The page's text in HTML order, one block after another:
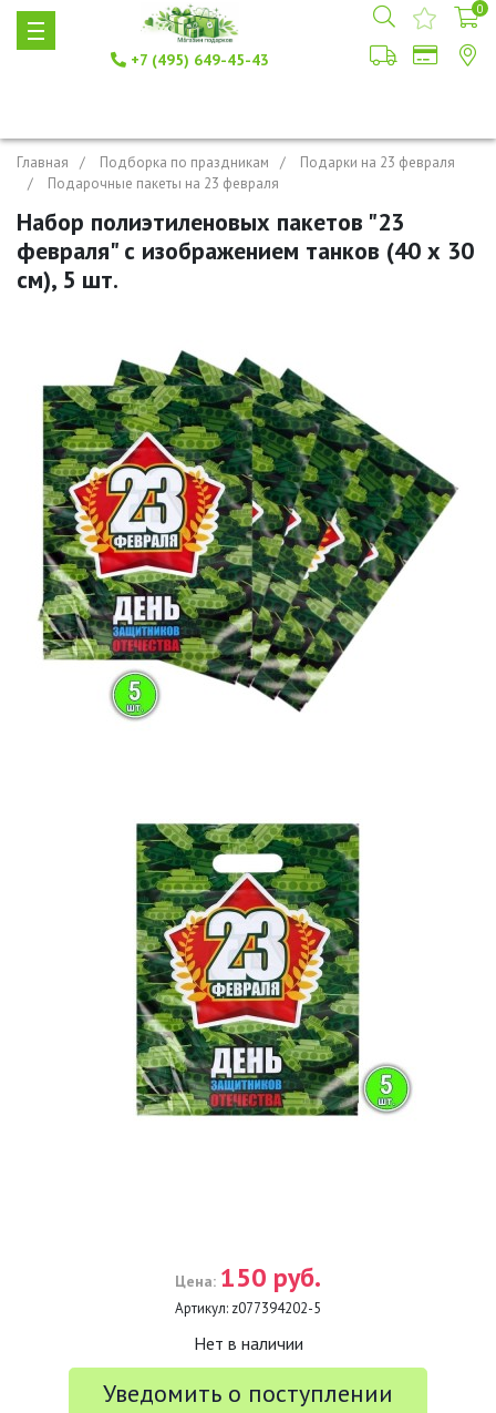
+7 (495) 649-45-43
0
Главная Подборка по праздникам
Подарки на 23 февраля
Подарочные пакеты на 23 февраля
Набор полиэтиленовых пакетов "23
февраля" с изображением танков (40 х 30
см), 5 шт.
Цена: 150 руб.
Артикул: z077394202-5
Нет в наличии
Уведомить о поступлении